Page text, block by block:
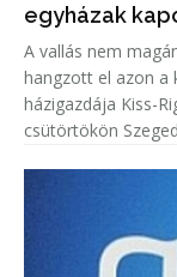
egyházak
A vallás nem
hangzott el azon a
házigazdája Kiss-